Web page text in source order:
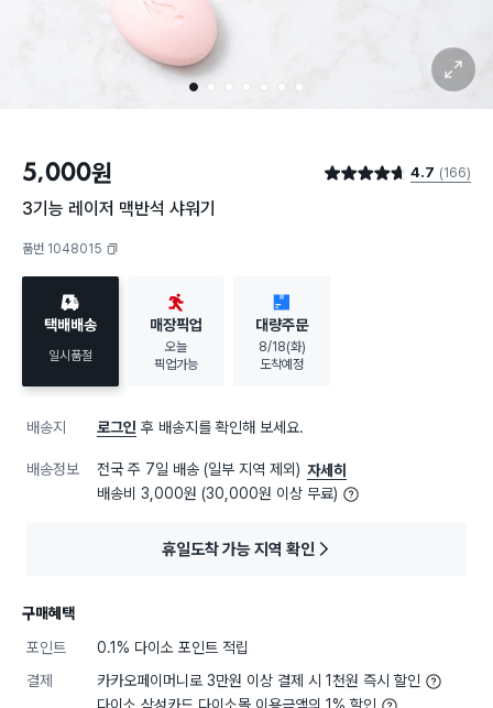
1 2 3 4 5 6 7
확대 보기
5,000원 별점 4.7점 4.7 (166)
3기능 레이저 맥반석 샤워기
품번 1048015
택배배송
일시품절
매장픽업
오늘
픽업가능
대량주문
8/18(화)
도착예정
배송지 로그인 후 배송지를 확인해 보세요.
배송정보 전국 주 7일 배송 (일부 지역 제외) 자세히
배송비 3,000원 (30,000원 이상 무료)
휴일도착 가능 지역 확인
구매혜택
포인트
0.1% 다이소 포인트 적립
결제
카카오페이머니로 3만원 이상 결제 시 1천원 즉시 할인